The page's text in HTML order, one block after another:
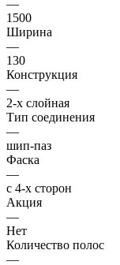
—
1500
Ширина
—
130
Конструкция
—
2-х слойная
Тип соединения
—
шип-паз
Фаска
—
с 4-х сторон
Акция
—
Нет
Количество полос
—